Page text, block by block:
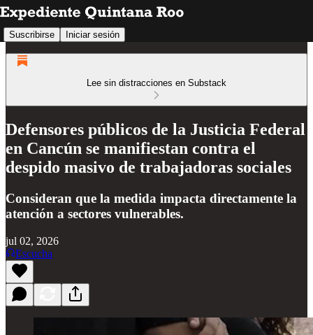
Suscribirse Iniciar sesión
Lee sin distracciones en Substack
Defensores públicos de la Justicia Federal
en Cancún se manifiestan contra el
despido masivo de trabajadoras sociales
Consideran que la medida impacta directamente la
atención a sectores vulnerables.
jul 02, 2026
Escucha